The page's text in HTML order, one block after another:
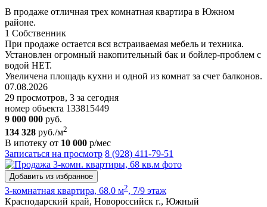
В продаже отличная трех комнатная квартира в Южном
районе.
1 Собственник
При продаже остается вся встраиваемая мебель и техника.
Установлен огромный накопительный бак и бойлер-проблем с
водой НЕТ.
Увеличена площадь кухни и одной из комнат за счет балконов.
07.08.2026
29 просмотров, 3 за сегодня
номер объекта 133815449
9 000 000 руб.
134 328 руб./м2
В ипотеку от 10 000 р/мес
Записаться на просмотр 8 (928) 411-79-51
Добавить из избранное
3-комнатная квартира, 68.0 м2, 7/9 этаж
Краснодарский край, Новороссийск г., Южный